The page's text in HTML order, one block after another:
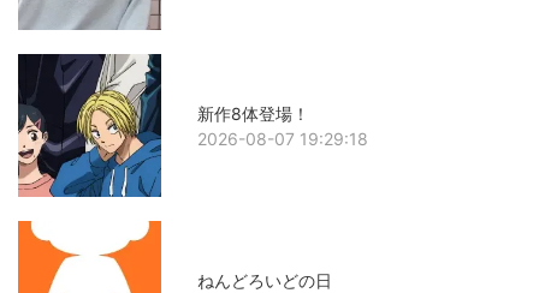
新作8体登場！
2026-08-07 19:29:18
ねんどろいどの日